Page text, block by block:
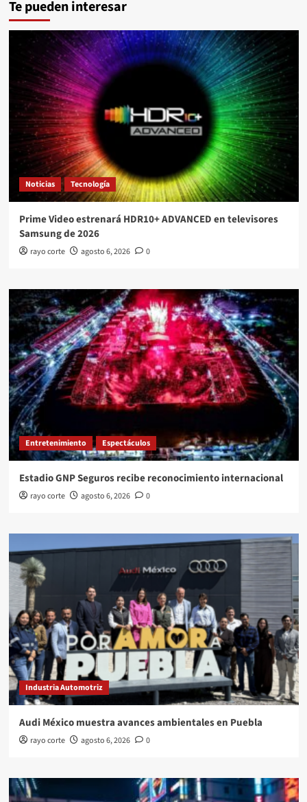
Te pueden interesar
Noticias Tecnología
Prime Video estrenará HDR10+ ADVANCED en televisores
Samsung de 2026
rayo corte agosto 6, 2026 0
Entretenimiento Espectáculos
Estadio GNP Seguros recibe reconocimiento internacional
rayo corte agosto 6, 2026 0
Industria Automotriz
Audi México muestra avances ambientales en Puebla
rayo corte agosto 6, 2026 0